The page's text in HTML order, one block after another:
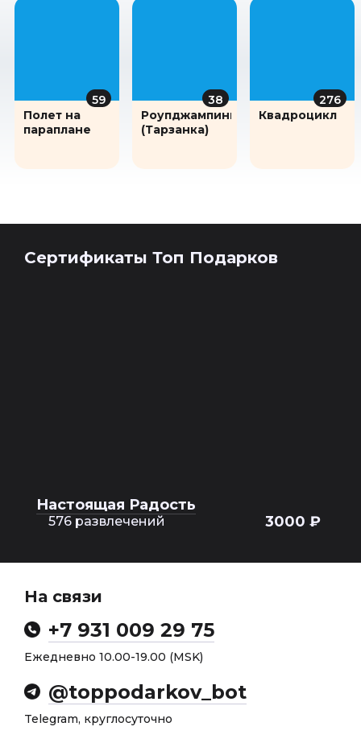
59
Полет на
параплане
38
Роупджампинг
(Тарзанка)
276
Квадроцикл
Сертификаты Топ Подарков
Настоящая Радость
576 развлечений 3000 ₽
На связи
+7 931 009 29 75
Ежедневно 10.00-19.00 (MSK)
@toppodarkov_bot
Telegram, круглосуточно